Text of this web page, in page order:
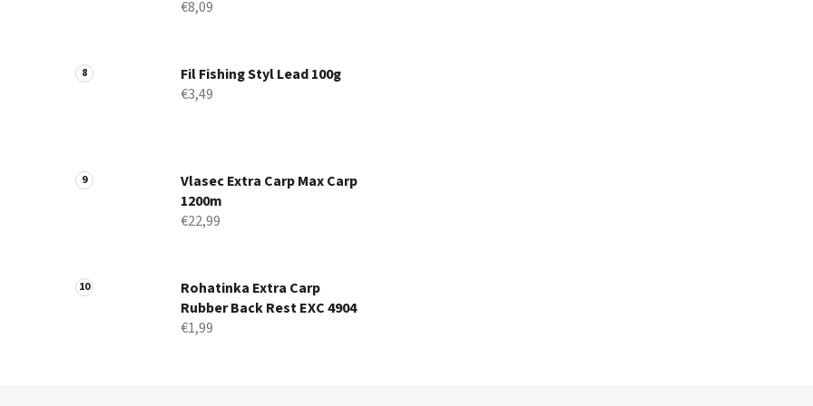
€8,09
Fil Fishing Styl Lead 100g
€3,49
Vlasec Extra Carp Max Carp
1200m
€22,99
Rohatinka Extra Carp
Rubber Back Rest EXC 4904
€1,99